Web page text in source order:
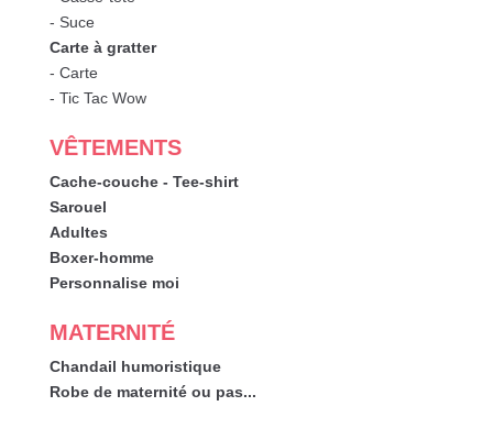
- Suce
Carte à gratter
- Carte
- Tic Tac Wow
VÊTEMENTS
Cache-couche - Tee-shirt
Sarouel
Adultes
Boxer-homme
Personnalise moi
MATERNITÉ
Chandail humoristique
Robe de maternité ou pas...